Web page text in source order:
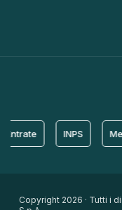
INPS
Copyright 2026 · Tutti i